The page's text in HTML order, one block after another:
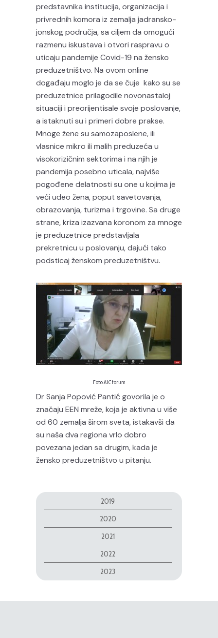
predstavnika institucija, organizacija i
privrednih komora iz zemalja jadransko-
jonskog područja, sa ciljem da omogući
razmenu iskustava i otvori raspravu o
uticaju pandemije Covid-19 na žensko
preduzetništvo. Na ovom online
događaju moglo je da se čuje kako su se
preduzetnice prilagodile novonastaloj
situaciji i preorijentisale svoje poslovanje,
a istaknuti su i primeri dobre prakse.
Mnoge žene su samozaposlene, ili
vlasnice mikro ili malih preduzeća u
visokorizičnim sektorima i na njih je
pandemija posebno uticala, najviše
pogođene delatnosti su one u kojima je
veći udeo žena, poput savetovanja,
obrazovanja, turizma i trgovine. Sa druge
strane, kriza izazvana koronom za mnoge
je preduzetnice predstavljala
prekretnicu u poslovanju, dajući tako
podsticaj ženskom preduzetništvu.
Foto AIC forum
Dr Sanja Popović Pantić govorila je o
značaju EEN mreže, koja je aktivna u više
od 60 zemalja širom sveta, istakavši da
su naša dva regiona vrlo dobro
povezana jedan sa drugim, kada je
žensko preduzetništvo u pitanju.
2019
2020
2021
2022
2023